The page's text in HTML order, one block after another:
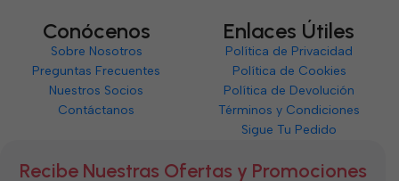
Conócenos
Sobre Nosotros
Preguntas Frecuentes
Nuestros Socios
Contáctanos
Enlaces Útiles
Política de Privacidad
Política de Cookies
Política de Devolución
Términos y Condiciones
Sigue Tu Pedido
Recibe Nuestras Ofertas y Promociones